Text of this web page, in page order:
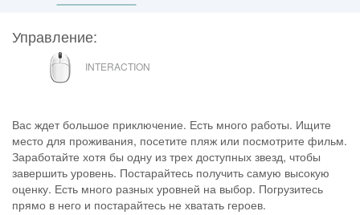
Управление:
МЫШЬ
INTERACTION
Вас ждет большое приключение. Есть много работы. Ищите
место для проживания, посетите пляж или посмотрите фильм.
Заработайте хотя бы одну из трех доступных звезд, чтобы
завершить уровень. Постарайтесь получить самую высокую
оценку. Есть много разных уровней на выбор. Погрузитесь
прямо в него и постарайтесь не хватать героев.